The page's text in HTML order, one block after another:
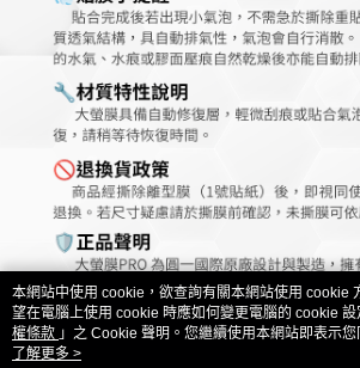
本網站中使用 cookie，欲查詢有關本網站使用 cookie
望在電腦上使用 cookie 時應如何變更電腦的 cookie 設
權條款 」之 Cookie 聲明。您繼續使用本網站即表示
用條款之 Cookie 聲明使用 cookie。
了解更多 >